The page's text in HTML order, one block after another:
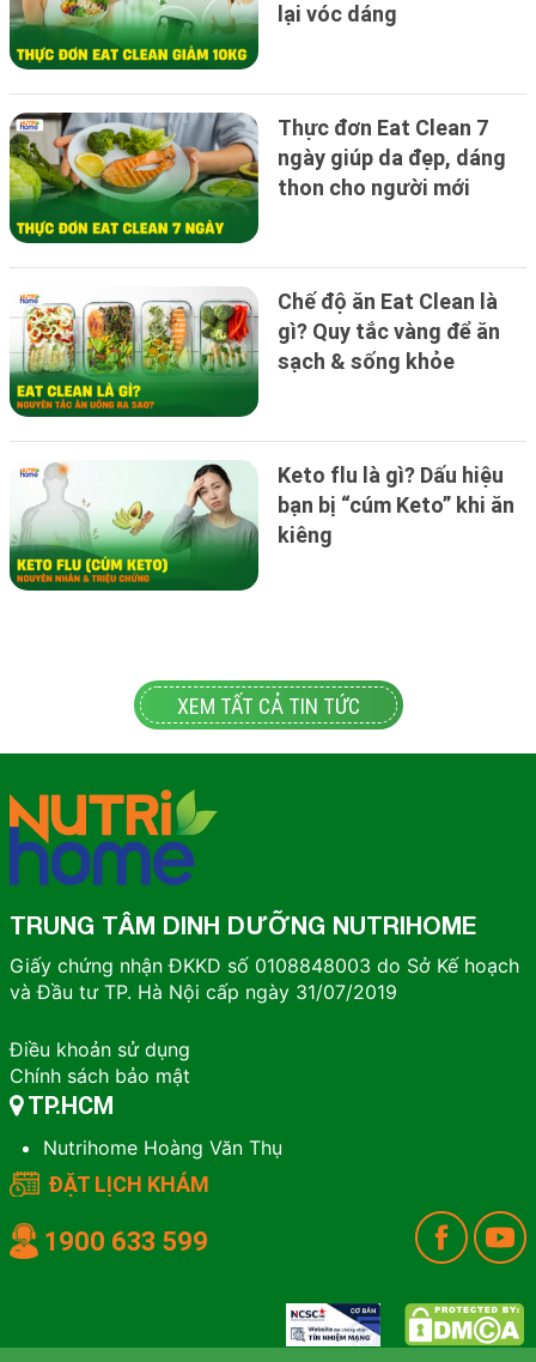
lại vóc dáng
Thực đơn Eat Clean 7
ngày giúp da đẹp, dáng
thon cho người mới
Chế độ ăn Eat Clean là
gì? Quy tắc vàng để ăn
sạch & sống khỏe
Keto flu là gì? Dấu hiệu
bạn bị “cúm Keto” khi ăn
kiêng
XEM TẤT CẢ TIN TỨC
TRUNG TÂM DINH DƯỠNG NUTRIHOME
Giấy chứng nhận ĐKKD số 0108848003 do Sở Kế hoạch
và Đầu tư TP. Hà Nội cấp ngày 31/07/2019
Điều khoản sử dụng
Chính sách bảo mật
TP.HCM
Nutrihome Hoàng Văn Thụ
ĐẶT LỊCH KHÁM
1900 633 599